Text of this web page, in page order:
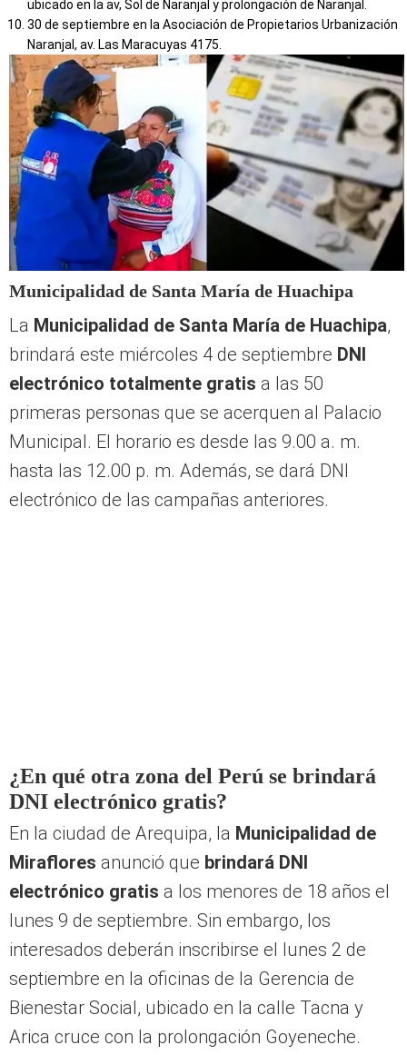
Naranjal, av. Las Maracuyas 4175.
Municipalidad de Santa María de Huachipa
LaMunicipalidad de Santa María de Huachipa
brindará este miércoles 4 de septiembreDNI
electrónico totalmente gratisa las 50
primeras personas que se acerquen al Palacio
Municipal. El horario es desde las 9.00 a. m.
hasta las 12.00 p. m. Además, se dará DNI
electrónico de las campañas anteriores.
DNI electrónico gratis?
En la ciudad de Arequipa, la
Mirafloresanunció quebrindará DNI
electrónico gratis a los menores de 18 años el
lunes 9 de septiembre. Sin embargo, los
interesados deberán inscribirse el lunes 2 de
septiembre en la oficinas de la Gerencia de
Bienestar Social, ubicado en la calle Tacna y
Arica cruce con la prolongación Goyeneche.
¿Cuáles son los ventajar de tener DNI